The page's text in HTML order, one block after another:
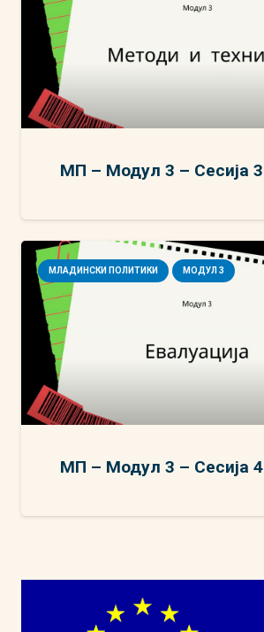
МП – Модул 3 – Сесија 3
МЛАДИНСКИ ПОЛИТИКИ МОДУЛ 3
МП – Модул 3 – Сесија 4